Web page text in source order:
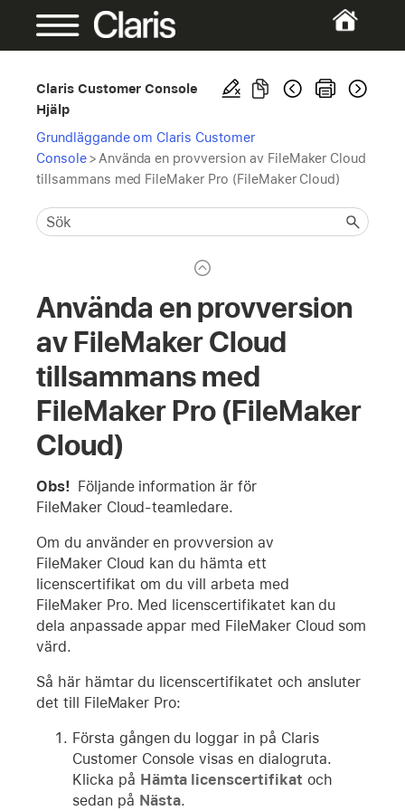
Claris Customer Console
Hjälp
Grundläggande om Claris Customer
Console> Använda en provversion av FileMaker Cloud
tillsammans med FileMaker Pro (FileMaker Cloud)
Använda en provversion
av FileMaker Cloud
tillsammans med
FileMaker Pro (FileMaker
Cloud)
Obs! Följande information är för
FileMaker Cloud-teamledare.
Om du använder en provversion av
FileMaker Cloud kan du hämta ett
licenscertifikat om du vill arbeta med
FileMaker Pro. Med licenscertifikatet kan du
dela anpassade appar med FileMaker Cloud som
värd.
Så här hämtar du licenscertifikatet och ansluter
det till FileMaker Pro:
Första gången du loggar in på Claris
Customer Console visas en dialogruta.
Klicka på Hämta licenscertifikat och
sedan på Nästa.